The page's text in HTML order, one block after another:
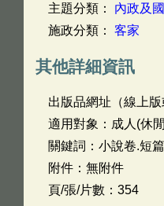
主題分類： 內政及
施政分類： 客家
其他詳細資訊
出版品網址（線上版
適用對象：成人(休
關鍵詞：小說卷.短篇
附件：無附件
頁/張/片數：354